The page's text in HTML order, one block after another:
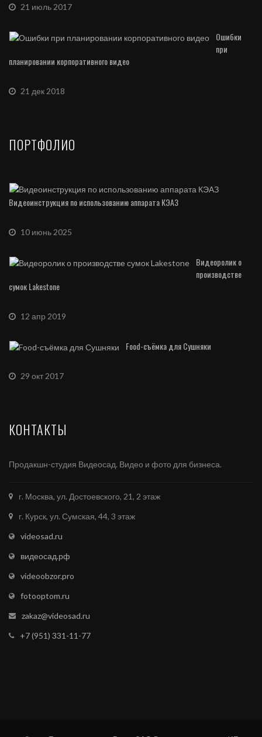
21 июль 2017
Ошибки
при
планировании корпоративного видео
21 дек 2018
ПОРТФОЛИО
Видеоинструкция по использованию аппарата КЭАЗ
10 июнь 2025
Видеоролик о
производстве
сумок Lakestone
12 апр 2019
Food-съёмка для Сушняки
29 окт 2017
КОНТАКТЫ
Продакшн-студия Видеосад. Видео и фото для бизнеса.
г. Москва, ул. Достоевского, 21, 2 этаж
г. Курск, ул. Сумская, 44, 3 этаж
videosad.ru
видеосад.рф
videoobzor.pro
fotooptom.ru
zakaz@videosad.ru
+7 (951) 331-11-77